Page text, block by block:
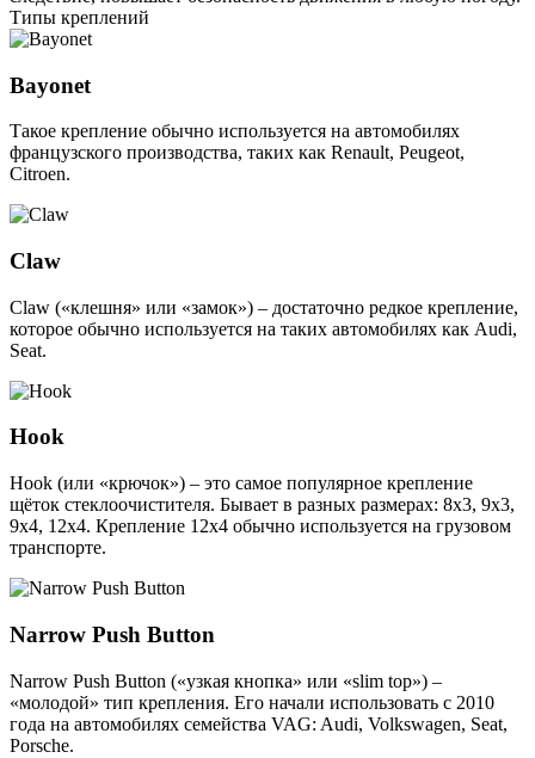
Типы креплений
Bayonet
Такое крепление обычно используется на автомобилях
французского производства, таких как Renault, Peugeot,
Citroen.
Claw
Claw («клешня» или «замок») – достаточно редкое крепление,
которое обычно используется на таких автомобилях как Audi,
Seat.
Hook
Hook (или «крючок») – это самое популярное крепление
щёток стеклоочистителя. Бывает в разных размерах: 8х3, 9х3,
9х4, 12х4. Крепление 12х4 обычно используется на грузовом
транспорте.
Narrow Push Button
Narrow Push Button («узкая кнопка» или «slim top») –
«молодой» тип крепления. Его начали использовать с 2010
года на автомобилях семейства VAG: Audi, Volkswagen, Seat,
Porsche.